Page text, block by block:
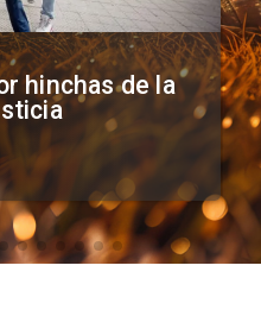
con Colo